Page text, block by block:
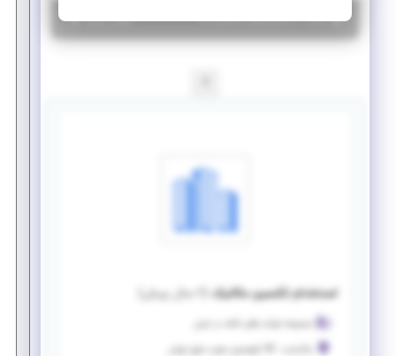
تهران |۶ سال پیش | منقضی شده جزئیات بیشتر
استخدام تکنسین مکانیک